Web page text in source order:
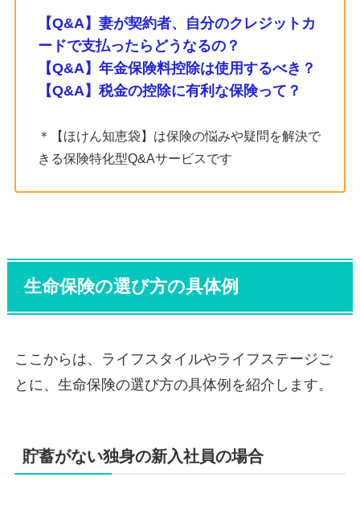
【Q&A】妻が契約者、自分のクレジットカ
ードで支払ったらどうなるの？
【Q&A】年金保険料控除は使用するべき？
【Q&A】税金の控除に有利な保険って？
＊【ほけん知恵袋】は保険の悩みや疑問を解決で
きる保険特化型Q&Aサービスです
生命保険の選び方の具体例
ここからは、ライフスタイルやライフステージご
とに、生命保険の選び方の具体例を紹介します。
貯蓄がない独身の新入社員の場合